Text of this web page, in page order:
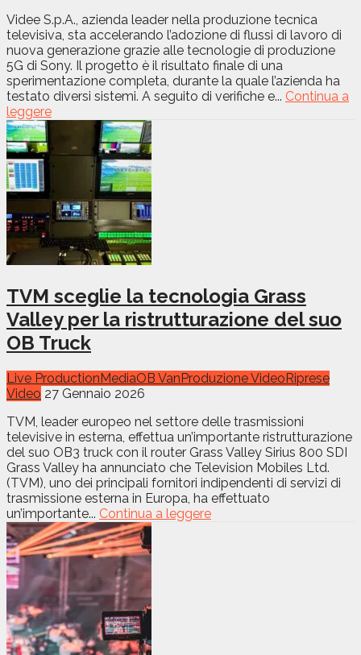
Videe S.p.A., azienda leader nella produzione tecnica
televisiva, sta accelerando l’adozione di flussi di lavoro di
nuova generazione grazie alle tecnologie di produzione
5G di Sony. Il progetto è il risultato finale di una
sperimentazione completa, durante la quale l’azienda ha
testato diversi sistemi. A seguito di verifiche e... Continua a
leggere
TVM sceglie la tecnologia Grass
Valley per la ristrutturazione del suo
OB Truck
Live ProductionMediaOB VanProduzione VideoRiprese
Video 27 Gennaio 2026
TVM, leader europeo nel settore delle trasmissioni
televisive in esterna, effettua un’importante ristrutturazione
del suo OB3 truck con il router Grass Valley Sirius 800 SDI
Grass Valley ha annunciato che Television Mobiles Ltd.
(TVM), uno dei principali fornitori indipendenti di servizi di
trasmissione esterna in Europa, ha effettuato
un’importante... Continua a leggere